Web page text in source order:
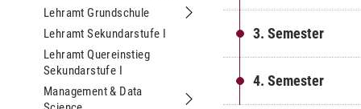
Lehramt Grundschule
Untermenu Lehramt Grundschule
Lehramt Sekundarstufe I
Lehramt Quereinstieg
Sekundarstufe I
Management & Data
3. Semester
4. Semester